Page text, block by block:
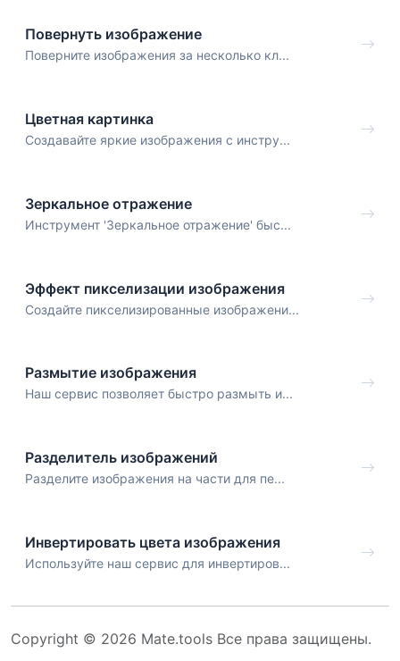
Повернуть изображение
Поверните изображения за несколько кл...
Цветная картинка
Создавайте яркие изображения с инстру...
Зеркальное отражение
Инструмент 'Зеркальное отражение' быс...
Эффект пикселизации изображения
Создайте пикселизированные изображени...
Размытие изображения
Наш сервис позволяет быстро размыть и...
Разделитель изображений
Разделите изображения на части для пе...
Инвертировать цвета изображения
Используйте наш сервис для инвертиров...
Copyright © 2026 Mate.tools Все права защищены.